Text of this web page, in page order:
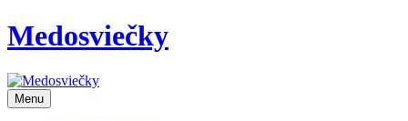
Medosviečky
Menu